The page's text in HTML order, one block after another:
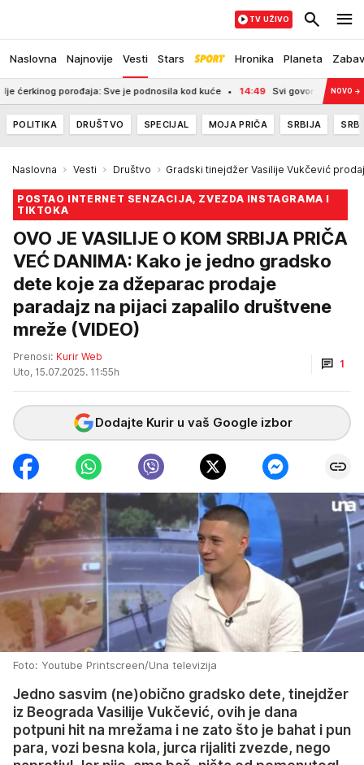
Naslovna Najnovije Vesti Stars Hronika Planeta
TV UŽIVO
porođaja: Sve je podnosila kod kuće 14:49 Svi govore o njihovim NOVO →
POLITIKA DRUŠTVO SPECIJAL MOJA PRIČA SRBIJA
Naslovna Vesti Društvo Gradski tinejdžer Vasilije Vukčević
POSTAO INTERNET SENZACIJA, ZVEZDA INSTAGRAMA I
TIKTOKA
OVO JE VASILIJE O KOM SRBIJA PRIČA
VEĆ DANIMA: Kako je jedno gradsko
dete koje za džeparac prodaje
paradajz na pijaci zapalilo društvene
mreže (VIDEO)
Prenosi: Kurir Web
Uto, 15.07.2025. 11:55h
1
Dodajte Kurir u vaš Google izbor
Foto: Youtube Printscreen/Una televizija
Jedno sasvim (ne)obično gradsko dete, tinejdžer
iz Beograda Vasilije Vukčević, ovih je dana
potpuni hit na mrežama i ne zato što je bahat i pun
para, vozi besna kola, jurca rijaliti zvezde, nego